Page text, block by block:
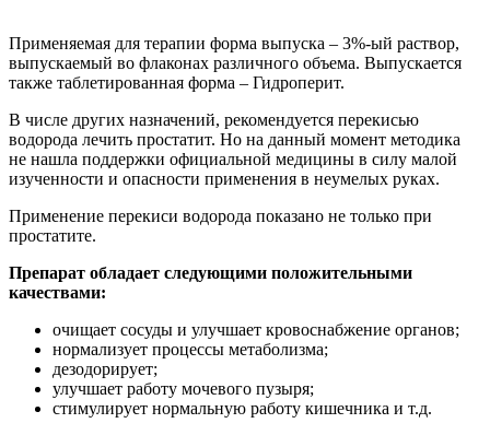
Применяемая для терапии форма выпуска – 3%-ый раствор,
выпускаемый во флаконах различного объема. Выпускается
также таблетированная форма – Гидроперит.
В числе других назначений, рекомендуется перекисью
водорода лечить простатит. Но на данный момент методика
не нашла поддержки официальной медицины в силу малой
изученности и опасности применения в неумелых руках.
Применение перекиси водорода показано не только при
простатите.
Препарат обладает следующими положительными
качествами:
очищает сосуды и улучшает кровоснабжение органов;
нормализует процессы метаболизма;
дезодорирует;
улучшает работу мочевого пузыря;
стимулирует нормальную работу кишечника и т.д.